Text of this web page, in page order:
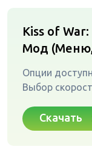
Kiss of
Мод (Меню,
Опции
Выбор
Скачать